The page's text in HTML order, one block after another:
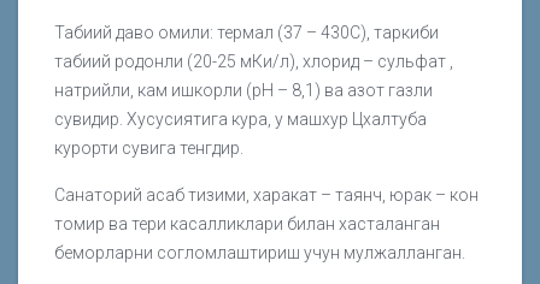
Табиий даво омили: термал (37 – 430С), таркиби
табиий родонли (20-25 мКи/л), хлорид – сульфат ,
натрийли, кам ишкорли (рН – 8,1) ва азот газли
сувидир. Хусусиятига кура, у машхур Цхалтуба
курорти сувига тенгдир.
Санаторий асаб тизими, харакат – таянч, юрак – кон
томир ва тери касалликлари билан хасталанган
беморларни согломлаштириш учун мулжалланган.